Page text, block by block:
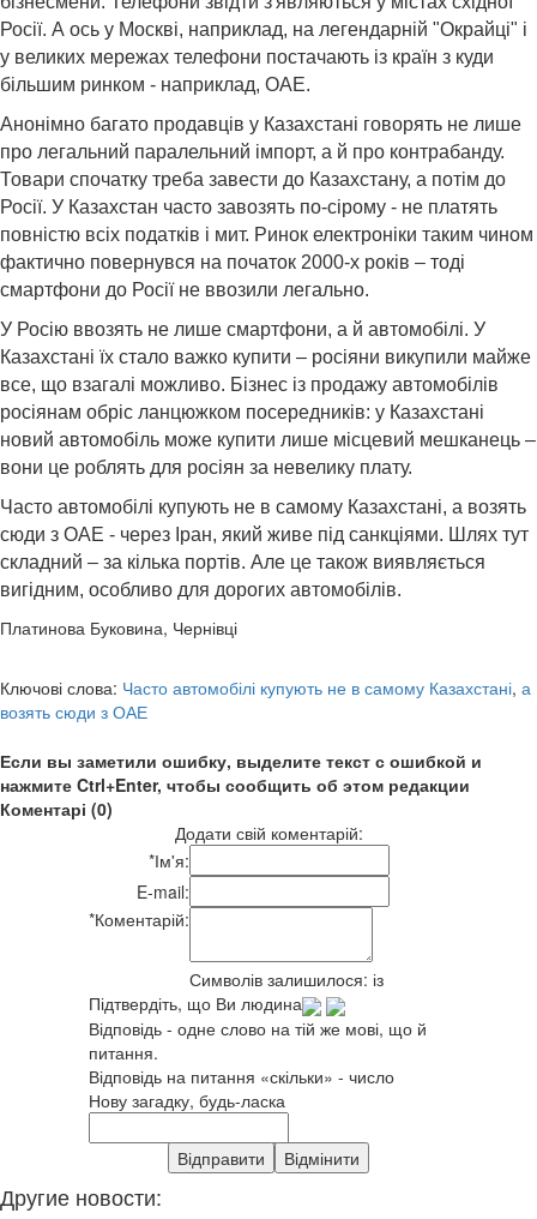
Росії. А ось у Москві, наприклад, на легендарній "Окрайці" і
у великих мережах телефони постачають із країн з куди
більшим ринком - наприклад, ОАЕ.
Анонімно багато продавців у Казахстані говорять не лише
про легальний паралельний імпорт, а й про контрабанду.
Товари спочатку треба завести до Казахстану, а потім до
Росії. У Казахстан часто завозять по-сірому - не платять
повністю всіх податків і мит. Ринок електроніки таким чином
фактично повернувся на початок 2000-х років – тоді
смартфони до Росії не ввозили легально.
У Росію ввозять не лише смартфони, а й автомобілі. У
Казахстані їх стало важко купити – росіяни викупили майже
все, що взагалі можливо. Бізнес із продажу автомобілів
росіянам обріс ланцюжком посередників: у Казахстані
новий автомобіль може купити лише місцевий мешканець –
вони це роблять для росіян за невелику плату.
Часто автомобілі купують не в самому Казахстані, а возять
сюди з ОАЕ - через Іран, який живе під санкціями. Шлях тут
складний – за кілька портів. Але це також виявляється
вигідним, особливо для дорогих автомобілів.
Платинова Буковина, Чернівці
Ключові слова: Часто автомобілі купують не в самому Казахстані, а
возять сюди з ОАЕ
Если вы заметили ошибку, выделите текст с ошибкой и
нажмите Ctrl+Enter, чтобы сообщить об этом редакции
Коментарі (0)
Додати свій коментарій:
*Ім'я:
E-mail:
*Коментарій:
Символів залишилося: із
Підтвердіть, що Ви людина
Відповідь - одне слово на тій же мові, що й
питання.
Відповідь на питання «скільки» - число
Нову загадку, будь-ласка
Другие новости: